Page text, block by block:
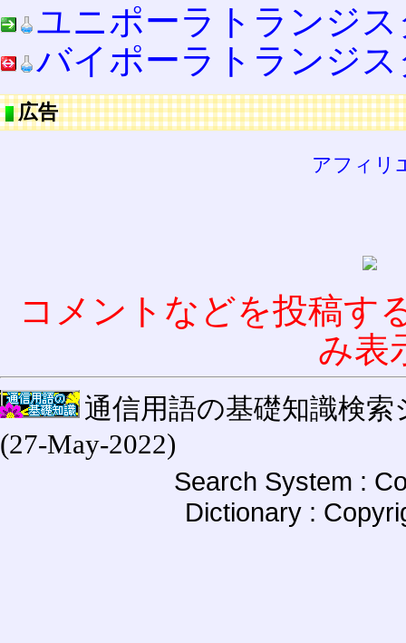
ユニポーラトランジス
バイポーラトランジス
広告
アフィリ
コメントなどを投稿す
み表
通信用語の基礎知識検索
(27-May-2022)
Search System :
Dictionary :